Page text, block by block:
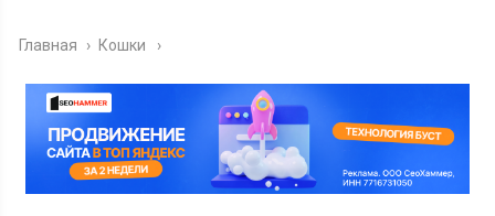
Главная › Кошки